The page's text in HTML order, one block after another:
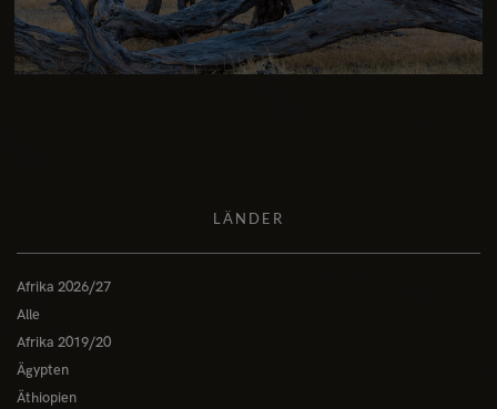
LÄNDER
Afrika 2026/27
Alle
Afrika 2019/20
Ägypten
Äthiopien